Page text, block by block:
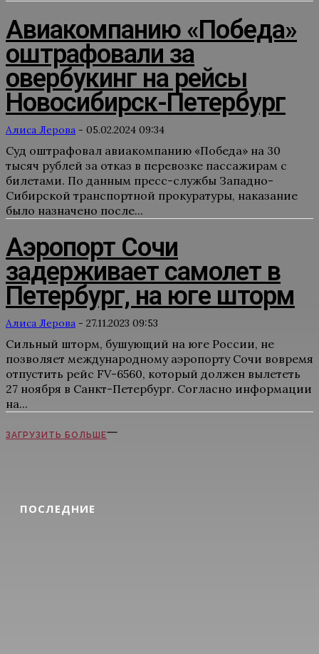
ПОСЛЕДНИЕ
Авиакомпанию «Победа»
оштрафовали за
овербукинг на рейсы
Новосибирск-Петербург
Алиса Лерова - 05.02.2024 09:34
Суд оштрафовал авиакомпанию «Победа» на 30
тысяч рублей за отказ в перевозке пассажирам с
билетами. По данным пресс-службы Западно-
Сибирской транспортной прокуратуры, наказание
было назначено после...
Аэропорт Сочи
задерживает самолет в
Петербург, на юге шторм
Алиса Лерова - 27.11.2023 09:53
Сильный шторм, бушующий на юге России, не
позволяет международному аэропорту Сочи вовремя
отпустить рейс FV-6560, который должен вылететь
27 ноября в Санкт-Петербург. Согласно информации
на...
ЗАГРУЗИТЬ БОЛЬШЕ